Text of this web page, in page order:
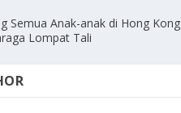
Semua Anak-anak di Hong Kong
Lompat Tali